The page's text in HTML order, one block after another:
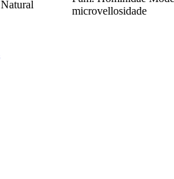
Natural
microvellosidade